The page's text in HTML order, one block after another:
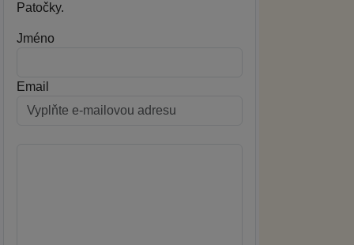
Patočky.
Jméno
Email